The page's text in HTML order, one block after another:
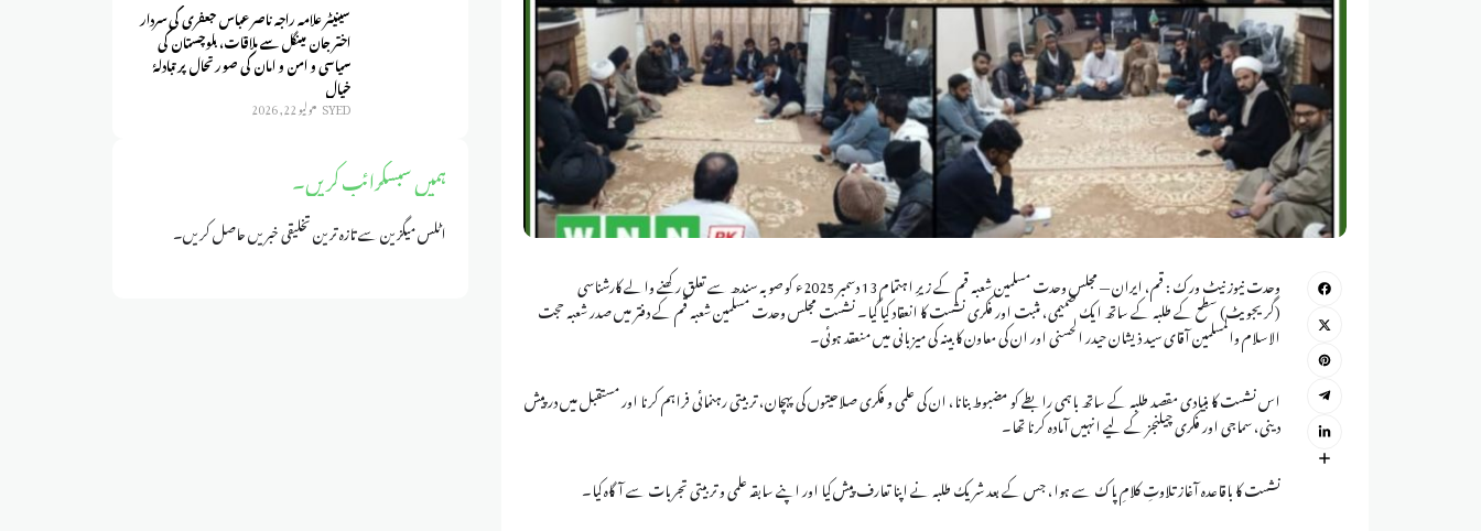
وحدت نیوز نیٹ ورک : قم، ایران — مجلس وحدت مسلمین شعبہ قم کے زیرِ اہتمام 13 دسمبر 2025ء کو صوبہ سندھ سے تعلق رکھنے والے کارشناسی
(گریجویٹ) سطح کے طلبہ کے ساتھ ایک صمیمی، مثبت اور فکری نشست کا انعقاد کیا گیا۔ نشست مجلس وحدت مسلمین شعبہ قم کے دفتر میں صدر شعبہ حجت
الاسلام والمسلمین آقای سید ذیشان حیدر الحسنی اور ان کی معاون کابینہ کی میزبانی میں منعقد ہوئی۔
اس نشست کا بنیادی مقصد طلبہ کے ساتھ باہمی رابطے کو مضبوط بنانا، ان کی علمی و فکری صلاحیتوں کی پہچان، تربیتی رہنمائی فراہم کرنا اور مستقبل میں درپیش
دینی، سماجی اور فکری چیلنجز کے لیے انہیں آمادہ کرنا تھا۔
نشست کا باقاعدہ آغاز تلاوتِ کلامِ پاک سے ہوا، جس کے بعد شریک طلبہ نے اپنا تعارف پیش کیا اور اپنے سابقہ علمی و تربیتی تجربات سے آگاہ کیا۔
سینیٹر علامہ راجہ ناصر عباس جعفری کی سردار
اختر جان مینگل سے ملاقات، بلوچستان کی
سیاسی و امن و امان کی صورتحال پر تبادلۂ
خیال
SYED يوليو 22, 2026
ہمیں سبسکرائب کریں۔
اٹلس میگزین سے تازہ ترین تخلیقی خبریں حاصل کریں۔